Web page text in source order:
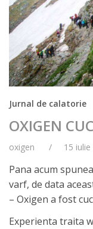
Jurnal de calatorie
OXIGEN
oxigen 15
Pana acum
varf, de data
– Oxigen a fost
Experienta traita